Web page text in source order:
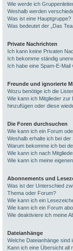
Wie werde ich
Weshalb werden
Was ist eine Hauptgruppe?
Was bedeutet der „Das
Private Nachrichten
Ich kann keine Privaten
Ich bekomme ständig
Ich habe eine Spam-E-
Freunde und ignorierte
Wozu benötige ich die
Wie kann ich Mitglieder
hinzufügen oder diese
Die Foren durchsuchen
Wie kann ich ein Forum
Weshalb erhalte ich bei
Warum bekomme ich bei
Wie kann ich nach
Wie kann ich meine
Abonnements und
Was ist der Unterschied
Thema oder Forum?
Wie kann ich ein
Wie kann ich ein Forum
Wie deaktiviere ich meine
Dateianhänge
Welche Dateianhänge sind
Kann ich eine Übersicht all